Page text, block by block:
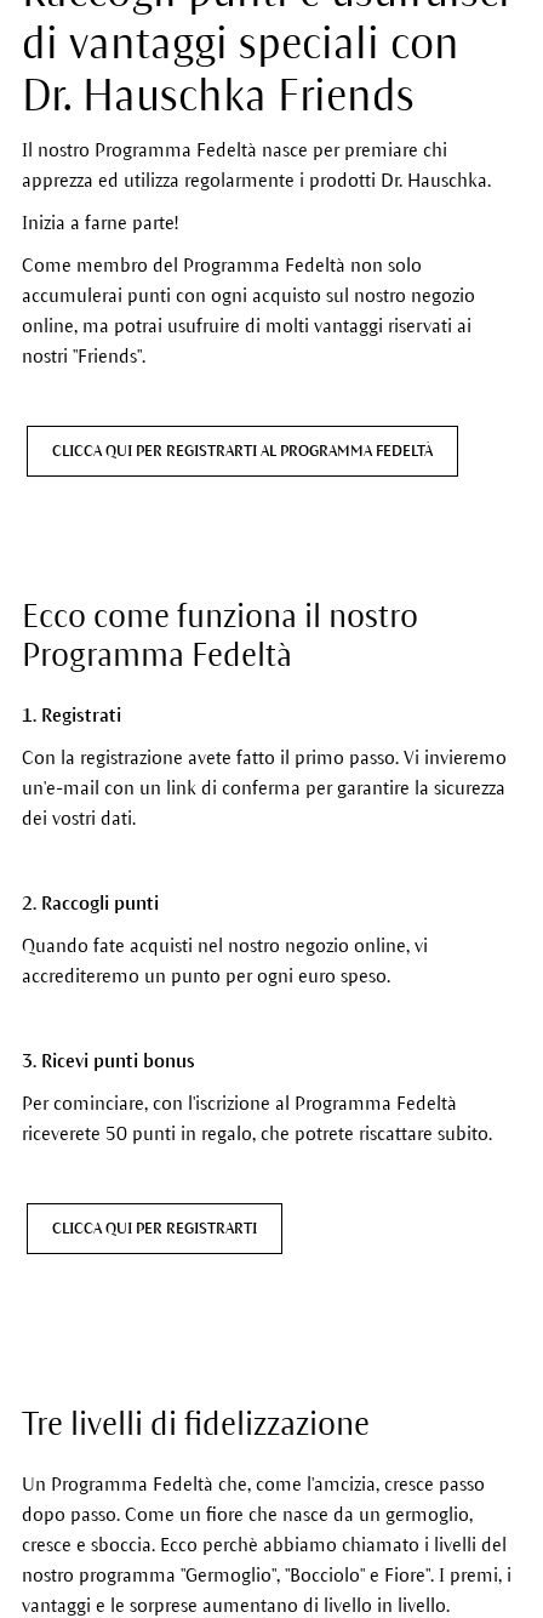
di vantaggi speciali con
Dr. Hauschka Friends
Il nostro Programma Fedeltà nasce per premiare chi
apprezza ed utilizza regolarmente i prodotti Dr. Hauschka.
Inizia a farne parte!
Come membro del Programma Fedeltà non solo
accumulerai punti con ogni acquisto sul nostro negozio
online, ma potrai usufruire di molti vantaggi riservati ai
nostri "Friends".
CLICCA QUI PER REGISTRARTI AL PROGRAMMA FEDELTÀ
Ecco come funziona il nostro
Programma Fedeltà
1. Registrati
Con la registrazione avete fatto il primo passo. Vi invieremo
un'e-mail con un link di conferma per garantire la sicurezza
dei vostri dati.
2. Raccogli punti
Quando fate acquisti nel nostro negozio online, vi
accrediteremo un punto per ogni euro speso.
3. Ricevi punti bonus
Per cominciare, con l'iscrizione al Programma Fedeltà
riceverete 50 punti in regalo, che potrete riscattare subito.
CLICCA QUI PER REGISTRARTI
Tre livelli di fidelizzazione
Un Programma Fedeltà che, come l'amcizia, cresce passo
dopo passo. Come un fiore che nasce da un germoglio,
cresce e sboccia. Ecco perchè abbiamo chiamato i livelli del
nostro programma "Germoglio", "Bocciolo" e Fiore". I premi, i
vantaggi e le sorprese aumentano di livello in livello.